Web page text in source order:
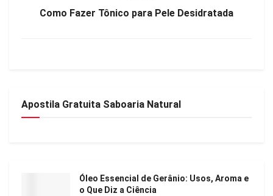
Como Fazer Tônico para Pele Desidratada
Apostila Gratuita Saboaria Natural
Óleo Essencial de Gerânio: Usos, Aroma e
o Que Diz a Ciência